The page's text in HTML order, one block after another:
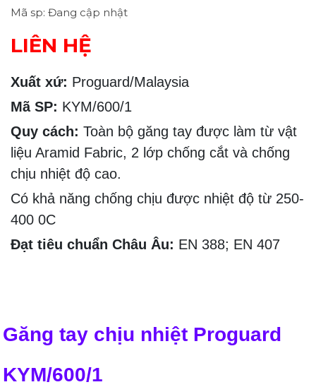
Mã sp: Đang cập nhật
LIÊN HỆ
Xuất xứ: Proguard/Malaysia
Mã SP: KYM/600/1
Quy cách: Toàn bộ găng tay được làm từ vật
liệu Aramid Fabric, 2 lớp chống cắt và chống
chịu nhiệt độ cao.
Có khả năng chống chịu được nhiệt độ từ 250-
400 0C
Đạt tiêu chuẩn Châu Âu: EN 388; EN 407
Găng tay chịu nhiệt Proguard
KYM/600/1